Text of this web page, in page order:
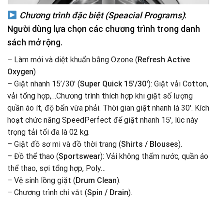
Chương trình đặc biệt (Speacial Programs):
Người dùng lựa chọn các chương trình trong danh
sách mở rộng.
– Làm mới và diệt khuẩn bằng Ozone ( Refresh Active
Oxygen)
– Giặt nhanh 15’/30′ (Super Quick 15’/30′): Giặt vải Cotton,
vải tổng hợp,…Chương trình thích hợp khi giặt số lượng
quần áo ít, độ bẩn vừa phải. Thời gian giặt nhanh là 30′. Kích
hoạt chức năng SpeedPerfect để giặt nhanh 15′, lúc này
trọng tải tối đa là 02 kg.
– Giặt đồ sơ mi và đồ thời trang (Shirts / Blouses).
– Đồ thể thao (Sportswear): Vải không thấm nước, quần áo
thể thao, sợi tổng hợp, Poly…
– Vệ sinh lồng giặt ( Drum Clean).
– Chương trình chỉ vắt (Spin / Drain).